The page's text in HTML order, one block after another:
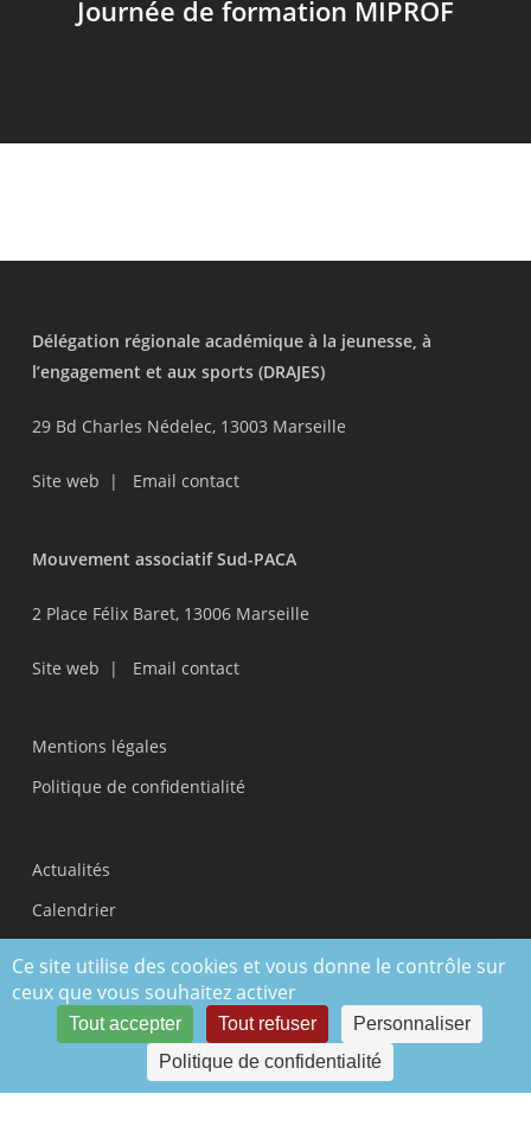
Journée de formation MIPROF
Délégation régionale académique à la jeunesse, à
l’engagement et aux sports (DRAJES)
29 Bd Charles Nédelec, 13003 Marseille
Site web | Email contact
Mouvement associatif Sud-PACA
2 Place Félix Baret, 13006 Marseille
Site web | Email contact
Mentions légales
Politique de confidentialité
Actualités
Calendrier
Contact
Ce site utilise des cookies et vous donne le contrôle sur
ceux que vous souhaitez activer
Tout accepter Tout refuser
Personnaliser
Politique de confidentialité